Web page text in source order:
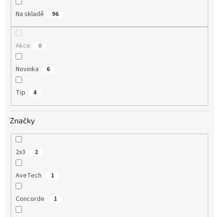
Na skladě 96
Akce 0
Novinka 6
Tip 4
Značky
2x3 2
AveTech 1
Concorde 1